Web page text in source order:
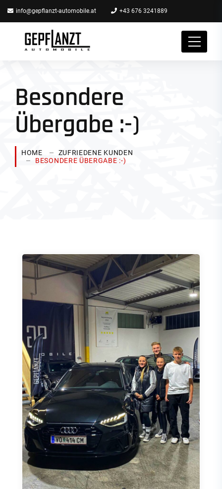
info@gepflanzt-automobile.at +43 676 3241889
Besondere
Übergabe :-)
HOME
ZUFRIEDENE KUNDEN
BESONDERE ÜBERGABE :-)